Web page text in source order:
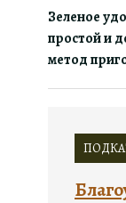
Зеленое
простой и
метод